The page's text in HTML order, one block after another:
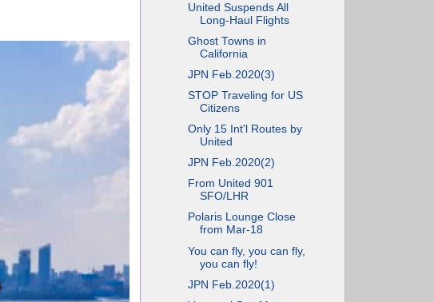
United Suspends All
Long-Haul Flights
Ghost Towns in
California
JPN Feb.2020(3)
STOP Traveling for US
Citizens
Only 15 Int'l Routes by
United
JPN Feb.2020(2)
From United 901
SFO/LHR
Polaris Lounge Close
from Mar-18
You can fly, you can fly,
you can fly!
JPN Feb.2020(1)